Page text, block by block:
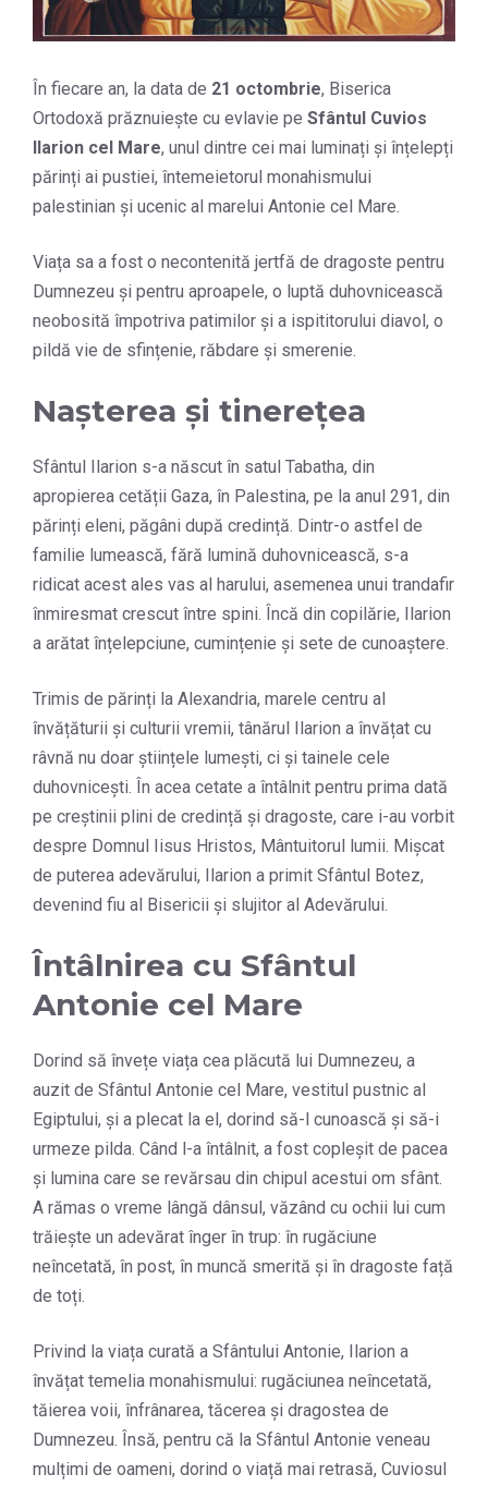
În fiecare an, la data de 21 octombrie, Biserica
Ortodoxă prăznuiește cu evlavie pe Sfântul Cuvios
Ilarion cel Mare, unul dintre cei mai luminați și înțelepți
părinți ai pustiei, întemeietorul monahismului
palestinian și ucenic al marelui Antonie cel Mare.
Viața sa a fost o necontenită jertfă de dragoste pentru
Dumnezeu și pentru aproapele, o luptă duhovnicească
neobosită împotriva patimilor și a ispititorului diavol, o
pildă vie de sfințenie, răbdare și smerenie.
Nașterea și tinerețea
Sfântul Ilarion s-a născut în satul Tabatha, din
apropierea cetății Gaza, în Palestina, pe la anul 291, din
părinți eleni, păgâni după credință. Dintr-o astfel de
familie lumească, fără lumină duhovnicească, s-a
ridicat acest ales vas al harului, asemenea unui trandafir
înmiresmat crescut între spini. Încă din copilărie, Ilarion
a arătat înțelepciune, cumințenie și sete de cunoaștere.
Trimis de părinți la Alexandria, marele centru al
învățăturii și culturii vremii, tânărul Ilarion a învățat cu
râvnă nu doar științele lumești, ci și tainele cele
duhovnicești. În acea cetate a întâlnit pentru prima dată
pe creștinii plini de credință și dragoste, care i-au vorbit
despre Domnul Iisus Hristos, Mântuitorul lumii. Mișcat
de puterea adevărului, Ilarion a primit Sfântul Botez,
devenind fiu al Bisericii și slujitor al Adevărului.
Întâlnirea cu Sfântul
Antonie cel Mare
Dorind să învețe viața cea plăcută lui Dumnezeu, a
auzit de Sfântul Antonie cel Mare, vestitul pustnic al
Egiptului, și a plecat la el, dorind să-l cunoască și să-i
urmeze pilda. Când l-a întâlnit, a fost copleșit de pacea
și lumina care se revărsau din chipul acestui om sfânt.
A rămas o vreme lângă dânsul, văzând cu ochii lui cum
trăiește un adevărat înger în trup: în rugăciune
neîncetată, în post, în muncă smerită și în dragoste față
de toți.
Privind la viața curată a Sfântului Antonie, Ilarion a
învățat temelia monahismului: rugăciunea neîncetată,
tăierea voii, înfrânarea, tăcerea și dragostea de
Dumnezeu. Însă, pentru că la Sfântul Antonie veneau
mulțimi de oameni, dorind o viață mai retrasă, Cuviosul